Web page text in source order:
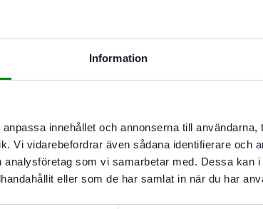
Information
innehållet och annonserna till användarna,
Vi vidarebefordrar även sådana identifierare och
som vi samarbetar med. Dessa kan
eller som de har samlat in när du har
Effekt 450 W
Varvtal 28000 v/min
Vikt 1,4 kg
Det finns inga recensioner
Bli först med att recensera